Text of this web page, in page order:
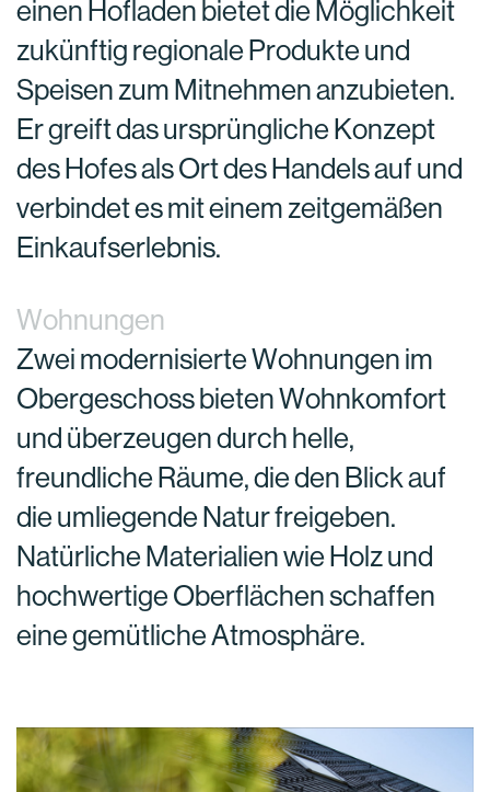
einen Hofladen bietet die Möglichkeit
zukünftig regionale Produkte und
Speisen zum Mitnehmen anzubieten.
Er greift das ursprüngliche Konzept
des Hofes als Ort des Handels auf und
verbindet es mit einem zeitgemäßen
Einkaufserlebnis.
Wohnungen
Zwei modernisierte Wohnungen im
Obergeschoss bieten Wohnkomfort
und überzeugen durch helle,
freundliche Räume, die den Blick auf
die umliegende Natur freigeben.
Natürliche Materialien wie Holz und
hochwertige Oberflächen schaffen
eine gemütliche Atmosphäre.